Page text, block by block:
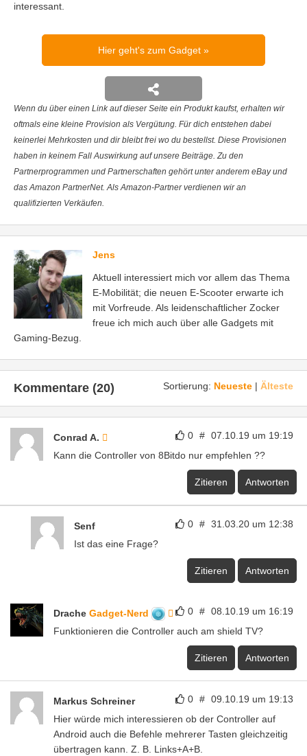
interessant.
Hier geht's zum Gadget
Wenn du über einen Link auf dieser Seite ein Produkt kaufst, erhalten wir
oftmals eine kleine Provision als Vergütung. Für dich entstehen dabei
keinerlei Mehrkosten und dir bleibt frei wo du bestellst. Diese Provisionen
haben in keinem Fall Auswirkung auf unsere Beiträge. Zu den
Partnerprogrammen und Partnerschaften gehört unter anderem eBay und
das Amazon PartnerNet. Als Amazon-Partner verdienen wir an
qualifizierten Verkäufen.
Jens
Aktuell interessiert mich vor allem das Thema
E-Mobilität; die neuen E-Scooter erwarte ich
mit Vorfreude. Als leidenschaftlicher Zocker
freue ich mich auch über alle Gadgets mit
Gaming-Bezug.
Sortierung: Neueste | Älteste
Kommentare (20)
0 # 07.10.19 um 19:19
Conrad A.
Kann die Controller von 8Bitdo nur empfehlen ??
Zitieren Antworten
0 # 31.03.20 um 12:38
Senf
Ist das eine Frage?
Zitieren Antworten
0 # 08.10.19 um 16:19
Drache Gadget-Nerd
Funktionieren die Controller auch am shield TV?
Zitieren Antworten
0 # 09.10.19 um 19:13
Markus Schreiner
Hier würde mich interessieren ob der Controller auf
Android auch die Befehle mehrerer Tasten gleichzeitig
übertragen kann. Z. B. Links+A+B.